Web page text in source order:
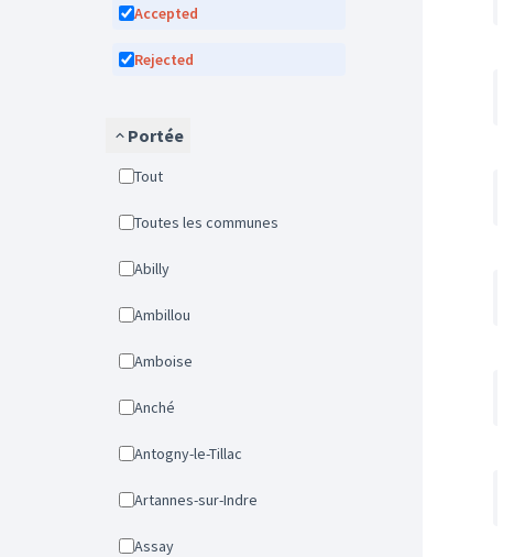
Accepted
Rejected
Portée
Tout
Toutes les communes
Abilly
Ambillou
Amboise
Anché
Antogny-le-Tillac
Artannes-sur-Indre
Assay